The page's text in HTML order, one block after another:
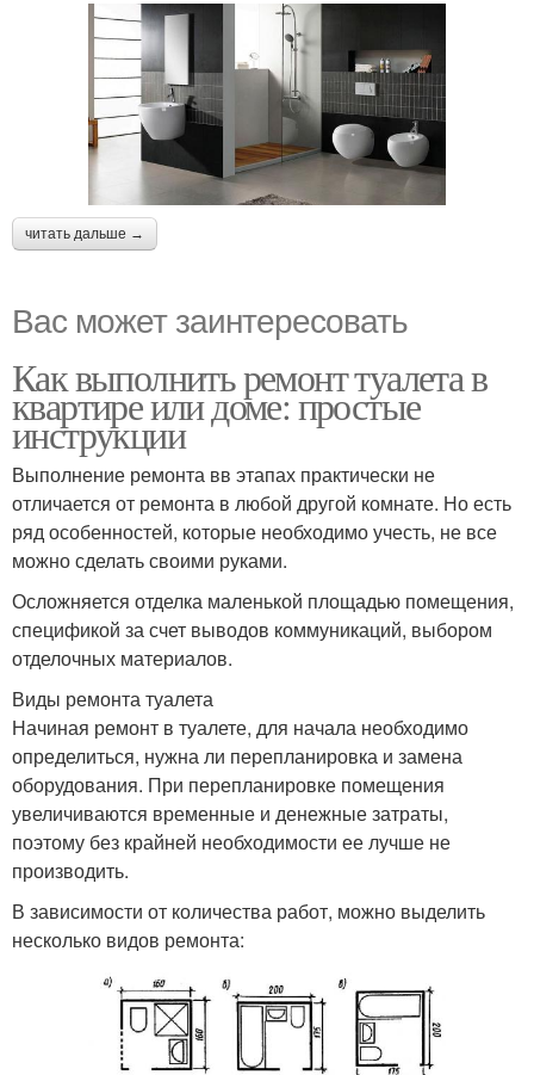
читать дальше →
Вас может заинтересовать
Как выполнить ремонт туалета в
квартире или доме: простые
инструкции
Выполнение ремонта вв этапах практически не
отличается от ремонта в любой другой комнате. Но есть
ряд особенностей, которые необходимо учесть, не все
можно сделать своими руками.
Осложняется отделка маленькой площадью помещения,
спецификой за счет выводов коммуникаций, выбором
отделочных материалов.
Виды ремонта туалета
Начиная ремонт в туалете, для начала необходимо
определиться, нужна ли перепланировка и замена
оборудования. При перепланировке помещения
увеличиваются временные и денежные затраты,
поэтому без крайней необходимости ее лучше не
производить.
В зависимости от количества работ, можно выделить
несколько видов ремонта: